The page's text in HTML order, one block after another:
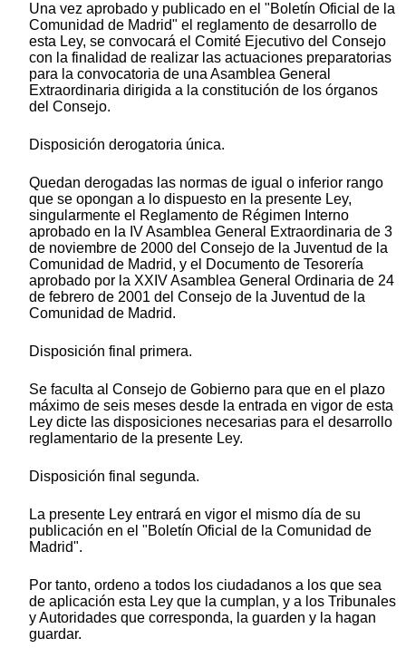
Una vez aprobado y publicado en el "Boletín Oficial de la
Comunidad de Madrid" el reglamento de desarrollo de
esta Ley, se convocará el Comité Ejecutivo del Consejo
con la finalidad de realizar las actuaciones preparatorias
para la convocatoria de una Asamblea General
Extraordinaria dirigida a la constitución de los órganos
del Consejo.
Disposición derogatoria única.
Quedan derogadas las normas de igual o inferior rango
que se opongan a lo dispuesto en la presente Ley,
singularmente el Reglamento de Régimen Interno
aprobado en la IV Asamblea General Extraordinaria de 3
de noviembre de 2000 del Consejo de la Juventud de la
Comunidad de Madrid, y el Documento de Tesorería
aprobado por la XXIV Asamblea General Ordinaria de 24
de febrero de 2001 del Consejo de la Juventud de la
Comunidad de Madrid.
Disposición final primera.
Se faculta al Consejo de Gobierno para que en el plazo
máximo de seis meses desde la entrada en vigor de esta
Ley dicte las disposiciones necesarias para el desarrollo
reglamentario de la presente Ley.
Disposición final segunda.
La presente Ley entrará en vigor el mismo día de su
publicación en el "Boletín Oficial de la Comunidad de
Madrid".
Por tanto, ordeno a todos los ciudadanos a los que sea
de aplicación esta Ley que la cumplan, y a los Tribunales
y Autoridades que corresponda, la guarden y la hagan
guardar.